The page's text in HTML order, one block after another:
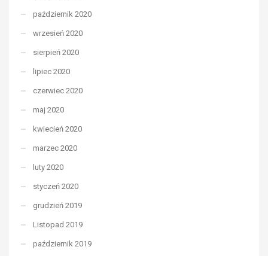
październik 2020
wrzesień 2020
sierpień 2020
lipiec 2020
czerwiec 2020
maj 2020
kwiecień 2020
marzec 2020
luty 2020
styczeń 2020
grudzień 2019
Listopad 2019
październik 2019